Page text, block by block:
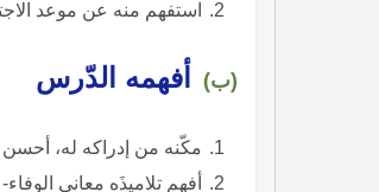
استفهم منه عن موعد
(ب) أفهمه الدّرس
مكّنه من إدراكه له، أحسن
أفهم تلاميذَه معاني